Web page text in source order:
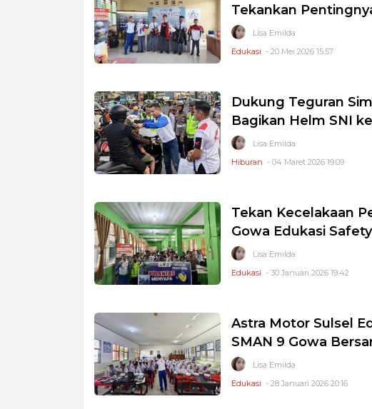
Tekankan
Lisa Emilda
Edukasi - 20 Mei 2026 15:57
Dukung Teguran
Bagikan Helm SNI
Lisa Emilda
Hiburan - 04 Maret 2026 19:09
Tekan Kecelakaan
Gowa Edukasi
Lisa Emilda
Edukasi - 30 Januari 2026 19:42
Astra Motor Sulsel
SMAN 9 Gowa
Lisa Emilda
Edukasi - 28 Januari 2026 20:16